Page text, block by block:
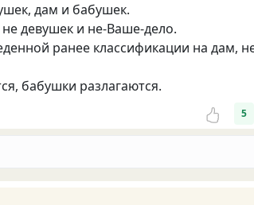
дам и бабушек.
девушек и не-Ваше-дело.
ранее классификации на дам,
бабушки разлагаются.
5